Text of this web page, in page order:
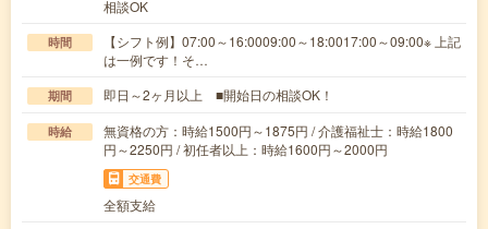
相談OK
時間
【シフト例】07:00～16:0009:00～18:0017:00～09:00※ 上記
は一例です！そ…
期間 即日～2ヶ月以上 ■開始日の相談OK！
時給
無資格の方：時給1500円～1875円 / 介護福祉士：時給1800
円～2250円 / 初任者以上：時給1600円～2000円
交通費
全額支給